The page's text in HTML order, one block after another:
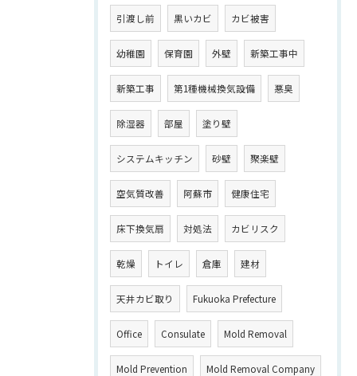
引渡し前 黒いカビ カビ被害
幼稚園 保育園 外壁 新築工事中
新築工事 第1種機械換気設備 悪臭
除湿器 部屋 塗り壁
システムキッチン 砂壁 聚楽壁
空気質改善 阿蘇市 健康住宅
床下換気扇 対処法 カビリスク
乾燥 トイレ 倉庫 建材
天井カビ取り Fukuoka Prefecture
Office Consulate Mold Removal
Mold Prevention Mold Removal Company